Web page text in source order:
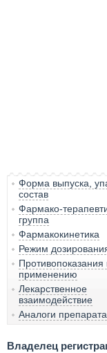
Форма выпуска,
состав
Фармако-
группа
Фармакокинетика
Режим
Противопоказания
применению
Лекарственное
взаимодействие
Аналоги препарата
Владелец